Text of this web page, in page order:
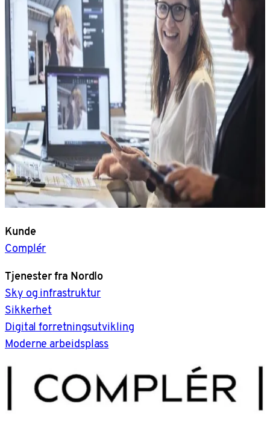
Kunde
Complér
Tjenester fra Nordlo
Sky og infrastruktur
Sikkerhet
Digital forretningsutvikling
Moderne arbeidsplass